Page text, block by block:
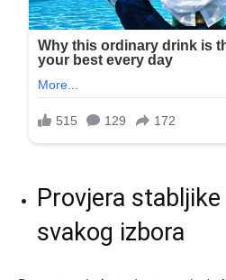
Provjera
svakog izbora